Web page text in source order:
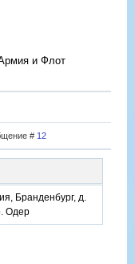
и Флот
# 12
Бранденбург, д.
Одер